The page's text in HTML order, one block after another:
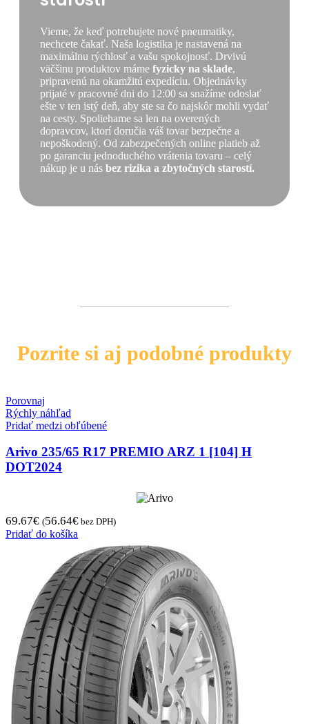
Vieme, že keď potrebujete nové pneumatiky,
nechcete čakať. Naša logistika je nastavená na
maximálnu rýchlosť a vašu spokojnosť. Drvivú
väčšinu produktov máme fyzicky na sklade,
pripravenú na okamžitú expedíciu. Objednávky
prijaté v pracovné dni do 12:00 sa snažíme odoslať
ešte v ten istý deň, aby ste sa čo najskôr mohli vydať
na cesty. Spoliehame sa len na overených
dopravcov, ktorí doručia váš tovar bezpečne a
nepoškodený. Od zabezpečených online platieb až
po garanciu jednoduchého vrátenia tovaru – celý
nákup je u nás bez rizika a zbytočných starostí.
Pozrite si aj podobné produkty
Porovnaj
Rýchly náhľad
Pridať medzi obľúbené
Arivo 235/65 R17 PREMIO ARZ 1 [104] H
DOT2024
69.67€ (56.64€ bez DPH)
Pridať do košíka